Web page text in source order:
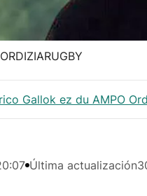
Gallok ez du AMPO
Última actualización